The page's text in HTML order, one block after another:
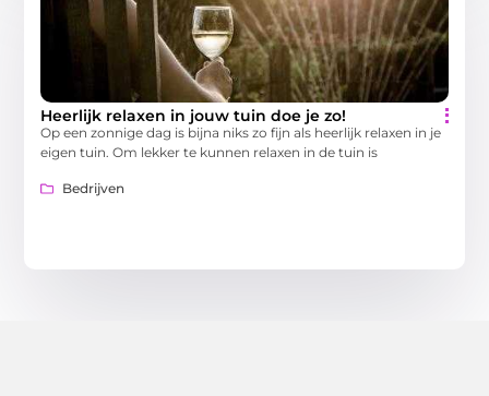
Heerlijk relaxen in jouw tuin doe je zo!
Op een zonnige dag is bijna niks zo fijn als heerlijk relaxen in je
eigen tuin. Om lekker te kunnen relaxen in de tuin is
Bedrijven